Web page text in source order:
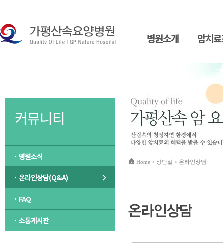
병원소개 암치
커뮤니티
병원소식
온라인상담(Q&A)
FAQ
소통게시판
Home > 상담실 > 온라인상담